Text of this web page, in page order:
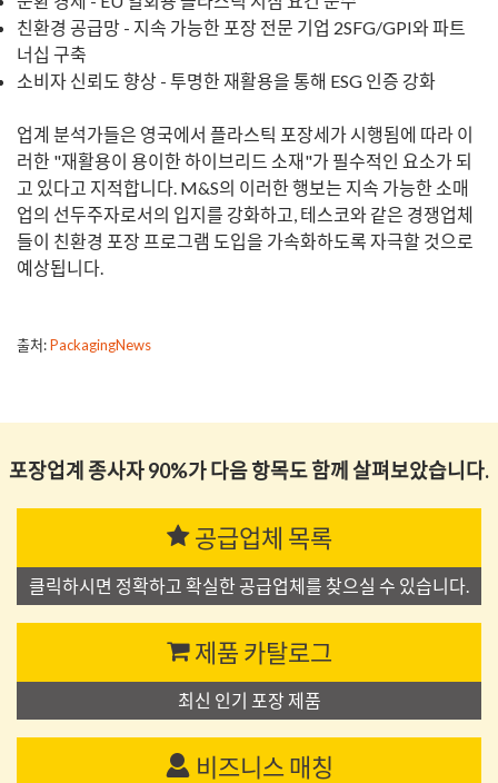
친환경 공급망 - 지속 가능한 포장 전문 기업 2SFG/GPI와 파트
너십 구축
소비자 신뢰도 향상 - 투명한 재활용을 통해 ESG 인증 강화
업계 분석가들은 영국에서 플라스틱 포장세가 시행됨에 따라 이
러한 "재활용이 용이한 하이브리드 소재"가 필수적인 요소가 되
고 있다고 지적합니다. M&S의 이러한 행보는 지속 가능한 소매
업의 선두주자로서의 입지를 강화하고, 테스코와 같은 경쟁업체
들이 친환경 포장 프로그램 도입을 가속화하도록 자극할 것으로
예상됩니다.
출처:PackagingNews
포장업계 종사자 90%가 다음 항목도 함께 살펴보았습니다.
공급업체 목록
클릭하시면 정확하고 확실한 공급업체를 찾으실 수 있습니다.
제품 카탈로그
최신 인기 포장 제품
비즈니스 매칭